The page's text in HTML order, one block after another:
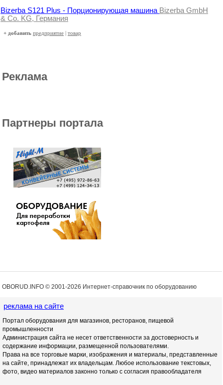
Bizerba S121 Plus - Порционирующая машина Bizerba GmbH
& Co. KG, Германия
+ добавить предприятие | товар
Реклама
Партнеры портала
OBORUD.INFO © 2001 -2026 Интернет-справочник по оборудованию
реклама на сайте
Портал оборудования для магазинов, ресторанов, пищевой
промышленности
Администрация сайта не несет ответственности за достоверность и
содержание информации, размещенной пользователями.
Права на все торговые марки, изображения и материалы, представленные
на сайте, принадлежат их владельцам. Любое использование текстовых,
фото, видео материалов законно только с согласия правообладателя